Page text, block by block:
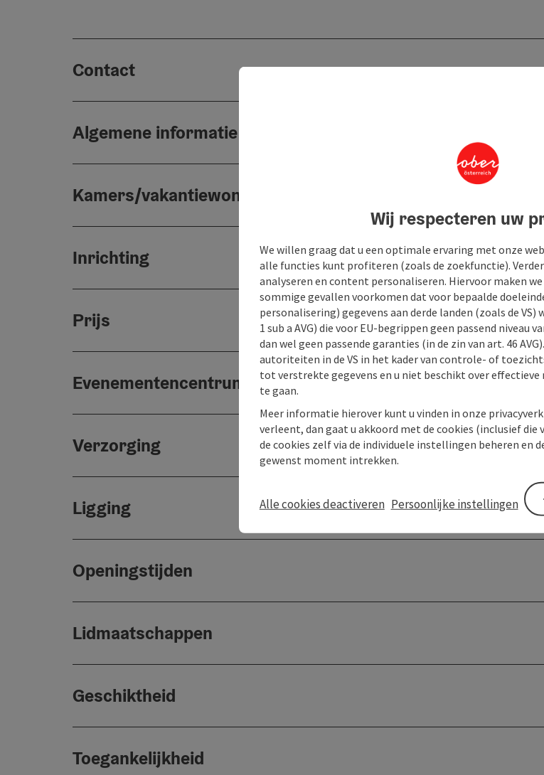
Contact
Algemene informatie
Kamers/vakantiewoningen
Inrichting
Prijs
Evenementencentrum
Verzorging
Ligging
Openingstijden
Lidmaatschappen
Geschiktheid
Toegankelijkheid
Wij respecteren uw
We willen graag dat u een optimale ervaring met onze
alle functies kunt profiteren (zoals de zoekfunctie).
analyseren en content personaliseren. Hiervoor maken
sommige gevallen voorkomen dat voor bepaalde
personalisering) gegevens aan derde landen (zoals de VS)
1 sub a AVG) die voor EU-begrippen geen passend niveau
dan wel geen passende garanties (in de zin van art. 46
autoriteiten in de VS in het kader van controle- of
tot verstrekte gegevens en u niet beschikt over
te gaan.
Meer informatie hierover kunt u vinden in onze
verleent, dan gaat u akkoord met de cookies (inclusief die
de cookies zelf via de individuele instellingen beheren en
gewenst moment intrekken.
Alle cookies deactiveren Persoonlijke instellingen